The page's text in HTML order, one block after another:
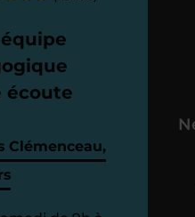
écoute
Clémenceau,